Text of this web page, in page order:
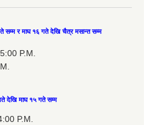
सम्म र माघ १६ गते देखि चैत्र मसान्त सम्म
P.M.
देखि माघ १५ गते सम्म
P.M.